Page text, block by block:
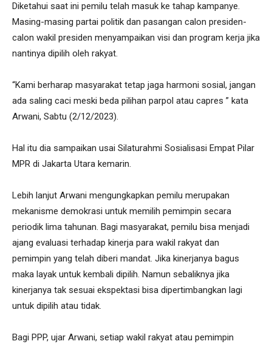
Diketahui saat ini pemilu telah masuk ke tahap kampanye.
Masing-masing partai politik dan pasangan calon presiden-
calon wakil presiden menyampaikan visi dan program kerja jika
nantinya dipilih oleh rakyat.
“Kami berharap masyarakat tetap jaga harmoni sosial, jangan
ada saling caci meski beda pilihan parpol atau capres ” kata
Arwani, Sabtu (2/12/2023).
Hal itu dia sampaikan usai Silaturahmi Sosialisasi Empat Pilar
MPR di Jakarta Utara kemarin.
Lebih lanjut Arwani mengungkapkan pemilu merupakan
mekanisme demokrasi untuk memilih pemimpin secara
periodik lima tahunan. Bagi masyarakat, pemilu bisa menjadi
ajang evaluasi terhadap kinerja para wakil rakyat dan
pemimpin yang telah diberi mandat. Jika kinerjanya bagus
maka layak untuk kembali dipilih. Namun sebaliknya jika
kinerjanya tak sesuai ekspektasi bisa dipertimbangkan lagi
untuk dipilih atau tidak.
Bagi PPP, ujar Arwani, setiap wakil rakyat atau pemimpin